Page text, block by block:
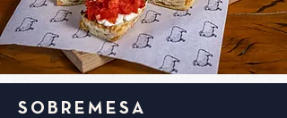
SOBREMESA